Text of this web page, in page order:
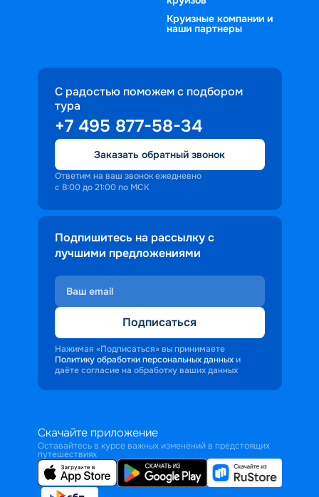
Круизные компании и
наши партнеры
С радостью поможем с подбором
тура
+7 495 877-58-34
Заказать обратный звонок
Ответим на ваш звонок ежедневно
с 8:00 до 21:00 по МСК
Подпишитесь на рассылку с
лучшими предложениями
Подписаться
Нажимая «Подписаться» вы принимаете
Политику обработки персональных данных и
даёте согласие на обработку ваших данных
Скачайте приложение
Оставайтесь в курсе важных изменений в предстоящих
путешествиях